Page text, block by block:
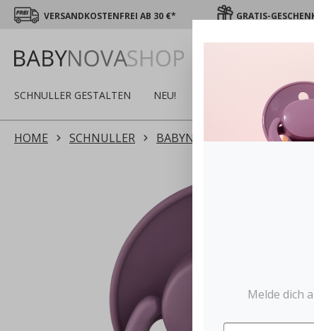
VERSANDKOSTENFREI AB 30 €* GRATIS-
SCHNULLER GESTALTEN NEU! WINTER
HOME SCHNULLER BABYNOVA SCHNULLER
Melde dich